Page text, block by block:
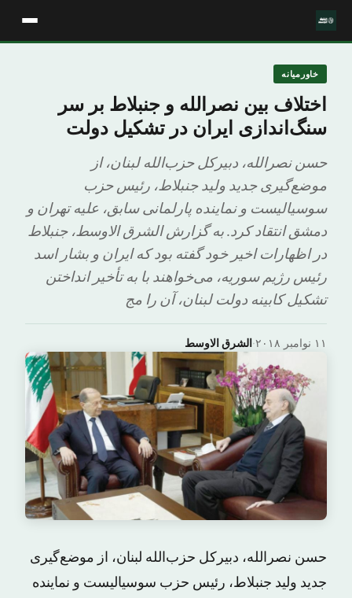
خاورمیانه
اختلاف بین نصرالله و جنبلاط بر سر
سنگ‌اندازی ایران در تشکیل دولت
حسن نصرالله، دبیرکل حزب‌الله لبنان، از
موضع‌گیری جدید ولید جنبلاط، رئیس حزب
سوسیالیست و نماینده پارلمانی سابق، علیه تهران و
دمشق انتقاد کرد. به گزارش الشرق الاوسط، جنبلاط
در اظهارات اخیر خود گفته بود که ایران و بشار اسد
رئیس رژیم سوریه، می‌خواهند با به تأخیر انداختن
تشکیل کابینه دولت لبنان، آن را مج
الشرق الاوسط· ۱۱ نوامبر ۲۰۱۸
حسن نصرالله، دبیرکل حزب‌الله لبنان، از موضع‌گیری
جدید ولید جنبلاط، رئیس حزب سوسیالیست و نماینده